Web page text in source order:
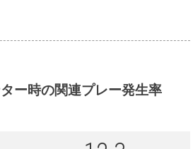
ー時の関連プレー発生率